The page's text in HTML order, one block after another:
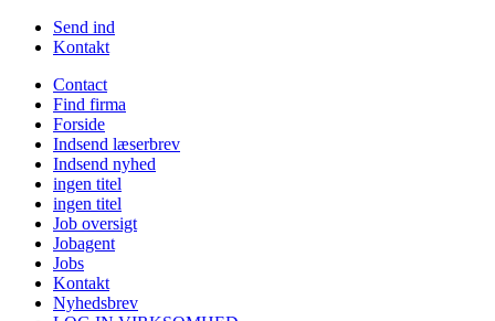
Send ind
Kontakt
Contact
Find firma
Forside
Indsend læserbrev
Indsend nyhed
ingen titel
ingen titel
Job oversigt
Jobagent
Jobs
Kontakt
Nyhedsbrev